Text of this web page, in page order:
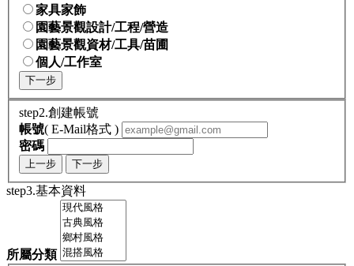
家具家飾
園藝景觀設計/工程/營造
園藝景觀資材/工具/苗圃
個人/工作室
下一步
step2.創建帳號
帳號( E-Mail格式 )
密碼
上一步 下一步
step3.基本資料
所屬分類